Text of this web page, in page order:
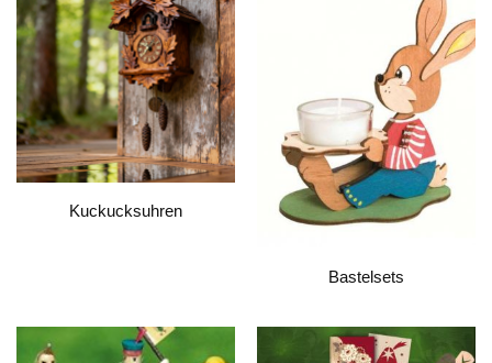
Kuckucksuhren
Bastelsets